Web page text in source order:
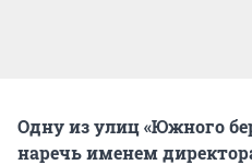
Одну из улиц «Южного
наречь именем